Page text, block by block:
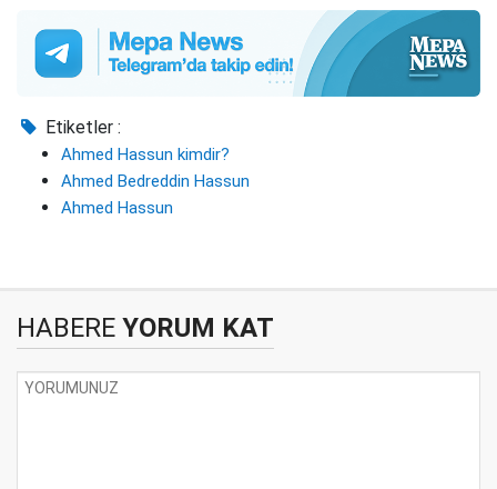
Etiketler :
Ahmed Hassun kimdir?
Ahmed Bedreddin Hassun
Ahmed Hassun
HABERE YORUM KAT